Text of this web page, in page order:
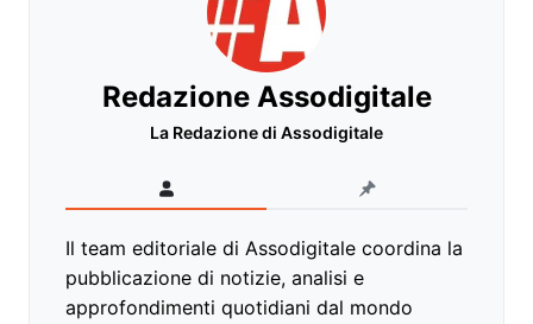
Redazione Assodigitale
La Redazione di Assodigitale
Il team editoriale di Assodigitale coordina la
pubblicazione di notizie, analisi e
approfondimenti quotidiani dal mondo